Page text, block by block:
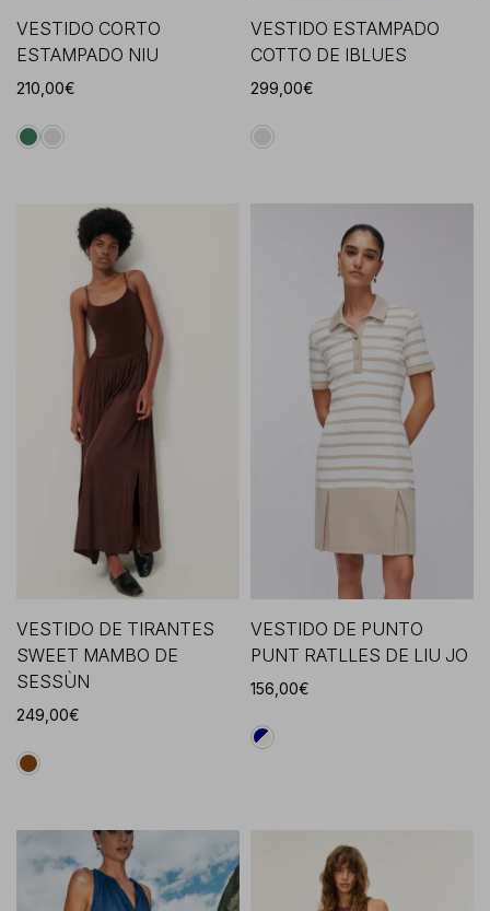
VESTIDO CORTO
ESTAMPADO NIU
210,00€
VESTIDO ESTAMPADO
COTTO DE IBLUES
299,00€
VESTIDO DE TIRANTES
SWEET MAMBO DE
SESSÙN
249,00€
VESTIDO DE PUNTO
PUNT RATLLES DE LIU JO
156,00€